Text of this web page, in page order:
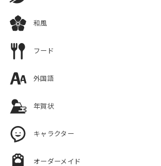
和風
フード
外国語
年賀状
キャラクター
オーダーメイド